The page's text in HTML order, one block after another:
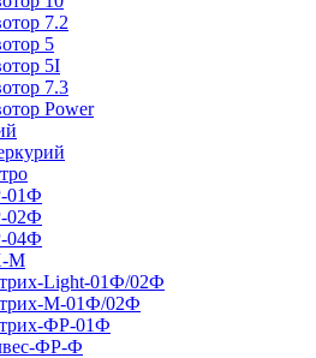
7.2
5
5I
7.3
Power
01Ф
02Ф
04Ф
М
Light-01Ф/02Ф
М-01Ф/02Ф
ФР-01Ф
ФР-Ф